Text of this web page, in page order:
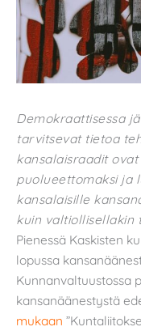
Demokraattisessa
tarvitsevat tietoa
kansalaisraadit
puolueettomaksi ja
kansalaisille
kuin valtiollisellakin
Pienessä Kaskisten
lopussa
Kunnanvaltuustossa
kansanäänestystä
mukaan